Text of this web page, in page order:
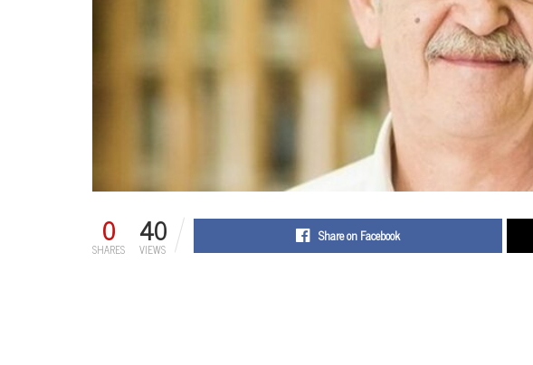
0
SHARES 40
VIEWS
Share on Facebook